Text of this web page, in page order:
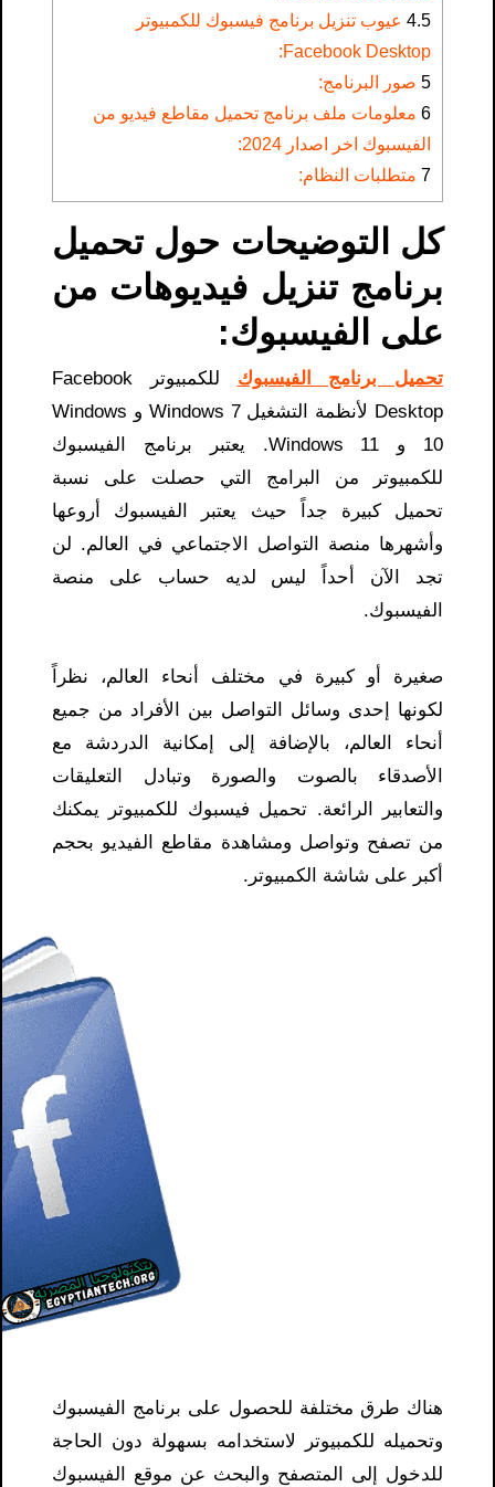
4.5 عيوب تنزيل برنامج فيسبوك للكمبيوتر
Facebook Desktop:
5 صور البرنامج:
6 معلومات ملف برنامج تحميل مقاطع فيديو من
الفيسبوك​ اخر اصدار 2024:
7 متطلبات النظام:
كل التوضيحات حول تحميل
برنامج تنزيل فيديوهات من
على الفيسبوك​:
تحميل برنامج الفيسبوك
للكمبيوتر Facebook
Desktop لأنظمة التشغيل Windows 7 و Windows
10 و Windows 11. يعتبر برنامج الفيسبوك
للكمبيوتر من البرامج التي حصلت على نسبة
تحميل كبيرة جداً حيث يعتبر الفيسبوك أروعها
وأشهرها منصة التواصل الاجتماعي في العالم. لن
تجد الآن أحداً ليس لديه حساب على منصة
الفيسبوك.
صغيرة أو كبيرة في مختلف أنحاء العالم، نظراً
لكونها إحدى وسائل التواصل بين الأفراد من جميع
أنحاء العالم، بالإضافة إلى إمكانية الدردشة مع
الأصدقاء بالصوت والصورة وتبادل التعليقات
والتعابير الرائعة. تحميل فيسبوك للكمبيوتر يمكنك
من تصفح وتواصل ومشاهدة مقاطع الفيديو بحجم
أكبر على شاشة الكمبيوتر.
هناك طرق مختلفة للحصول على برنامج الفيسبوك
وتحميله للكمبيوتر لاستخدامه بسهولة دون الحاجة
للدخول إلى المتصفح والبحث عن موقع الفيسبوك